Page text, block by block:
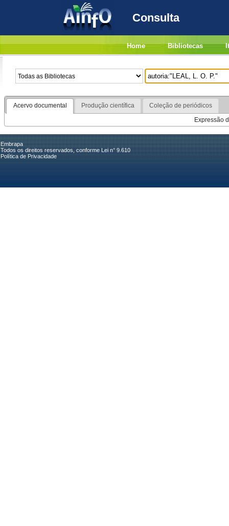
Consulta
Home Bibliotecas
Acervo documental Produção científica
Coleção de periódicos
Expressão
Embrapa
Todos os direitos reservados, conforme Lei n° 9.610
Política de Privacidade